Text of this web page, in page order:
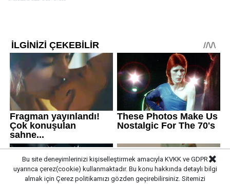
Bu site deneyimlerinizi kişiselleştirmek amacıyla KVKK ve GDPR
uyarınca çerez(cookie) kullanmaktadır. Bu konu hakkında detaylı bilgi
almak için Çerez politikamızı gözden geçirebilirsiniz. Sitemizi